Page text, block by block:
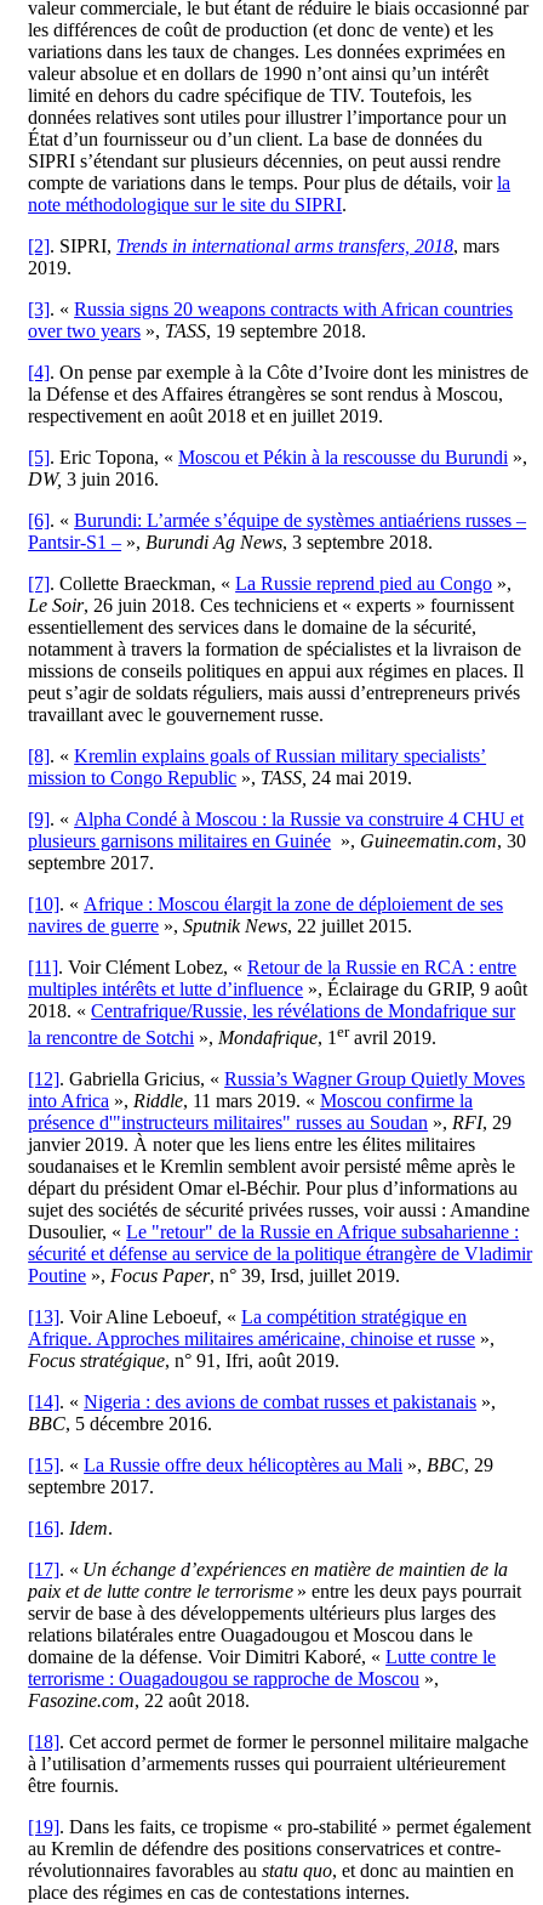
valeur commerciale, le but étant de réduire le biais occasionné par
les différences de coût de production (et donc de vente) et les
variations dans les taux de changes. Les données exprimées en
valeur absolue et en dollars de 1990 n’ont ainsi qu’un intérêt
limité en dehors du cadre spécifique de TIV. Toutefois, les
données relatives sont utiles pour illustrer l’importance pour un
État d’un fournisseur ou d’un client. La base de données du
SIPRI s’étendant sur plusieurs décennies, on peut aussi rendre
compte de variations dans le temps. Pour plus de détails, voirla
note méthodologique sur le site du SIPRI.
[2]. SIPRI, Trends in international arms transfers, 2018, mars
2019.
[3]. «Russia signs 20 weapons contracts with African countries
over two years », TASS, 19 septembre 2018.
[4]. On pense par exemple à la Côte d’Ivoire dont les ministres de
la Défense et des Affaires étrangères se sont rendus à Moscou,
respectivement en août 2018 et en juillet 2019.
[5]. Eric Topona, «Moscou et Pékin à la rescousse du Burundi »,
DW, 3 juin 2016.
[6]. «Burundi: L’armée s’équipe de systèmes antiaériens russes –
Pantsir-S1 – », Burundi Ag News, 3 septembre 2018.
[7]. Collette Braeckman, «La Russie reprend pied au Congo »,
Le Soir, 26 juin 2018. Ces techniciens et « experts » fournissent
essentiellement des services dans le domaine de la sécurité,
notamment à travers la formation de spécialistes et la livraison de
missions de conseils politiques en appui aux régimes en places. Il
peut s’agir de soldats réguliers, mais aussi d’entrepreneurs privés
travaillant avec le gouvernement russe.
[8]. «Kremlin explains goals of Russian military specialists’
mission to Congo Republic », TASS, 24 mai 2019.
[9]. « Alpha Condé à Moscou : la Russie va construire 4 CHU et
plusieurs garnisons militaires en Guinée », Guineematin.com, 30
septembre 2017.
[10]. « Afrique : Moscou élargit la zone de déploiement de ses
navires de guerre »,Sputnik News, 22 juillet 2015.
[11]. Voir Clément Lobez, «Retour de la Russie en RCA : entre
multiples intérêts et lutte d’influence », Éclairage du GRIP, 9 août
2018. «Centrafrique/Russie, les révélations de Mondafrique sur
la rencontre de Sotchi », Mondafrique, 1eravril 2019.
[12]. Gabriella Gricius, «Russia’s Wagner Group Quietly Moves
into Africa », Riddle, 11 mars 2019. «Moscou confirme la
présence d'"instructeurs militaires" russes au Soudan », RFI, 29
janvier 2019. À noter que les liens entre les élites militaires
soudanaises et le Kremlin semblent avoir persisté même après le
départ du président Omar el-Béchir. Pour plus d’informations au
sujet des sociétés de sécurité privées russes, voir aussi : Amandine
Dusoulier, «Le "retour" de la Russie en Afrique subsaharienne :
sécurité et défense au service de la politique étrangère de Vladimir
Poutine », Focus Paper, n° 39, Irsd, juillet 2019.
[13]. Voir Aline Leboeuf, «La compétition stratégique en
Afrique. Approches militaires américaine, chinoise et russe »,
Focus stratégique, n° 91, Ifri, août 2019.
[14]. «Nigeria : des avions de combat russes et pakistanais »,
BBC, 5 décembre 2016.
[15]. «La Russie offre deux hélicoptères au Mali », BBC, 29
septembre 2017.
[16]. Idem.
[17]. « Un échange d’expériences en matière de maintien de la
paix et de lutte contre le terrorisme » entre les deux pays pourrait
servir de base à des développements ultérieurs plus larges des
relations bilatérales entre Ouagadougou et Moscou dans le
domaine de la défense. Voir Dimitri Kaboré, «Lutte contre le
terrorisme : Ouagadougou se rapproche de Moscou »,
Fasozine.com, 22 août 2018.
[18]. Cet accord permet de former le personnel militaire malgache
à l’utilisation d’armements russes qui pourraient ultérieurement
être fournis.
[19]. Dans les faits, ce tropisme « pro-stabilité » permet également
au Kremlin de défendre des positions conservatrices et contre-
révolutionnaires favorables austatu quo, et donc au maintien en
place des régimes en cas de contestations internes.